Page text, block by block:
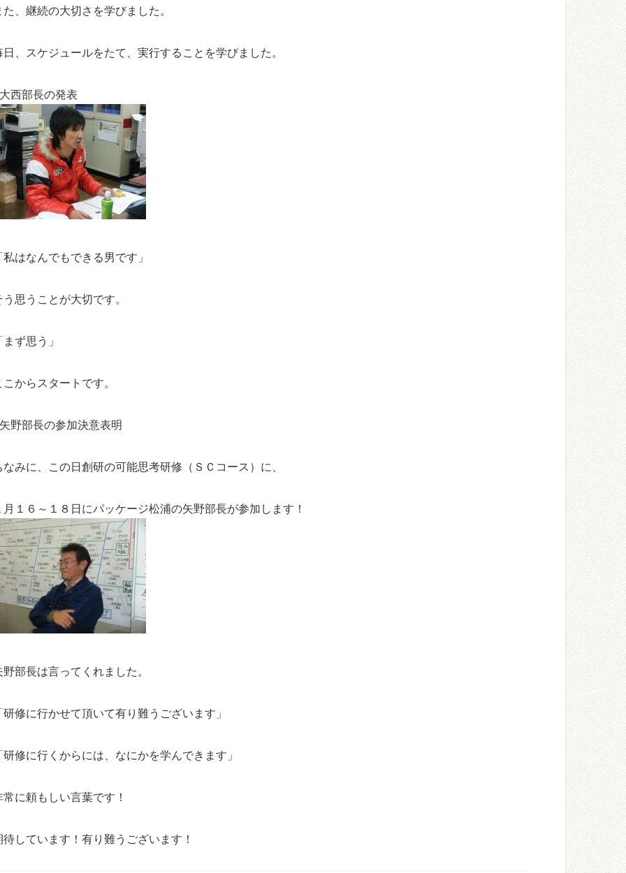
た、継続の大切さを学びました。
日、スケジュールをたて、実行することを学びました。
西部長の発表
私はなんでもできる男です」
う思うことが大切です。
ず思う」
こからスタートです。
野部長の参加決意表明
なみに、この日創研の可能思考研修（ＳＣコース）に、
月１６～１８日にパッケージ松浦の矢野部長が参加します！
野部長は言ってくれました。
研修に行かせて頂いて有り難うございます」
研修に行くからには、なにかを学んできます」
常に頼もしい言葉です！
待しています！有り難うございます！